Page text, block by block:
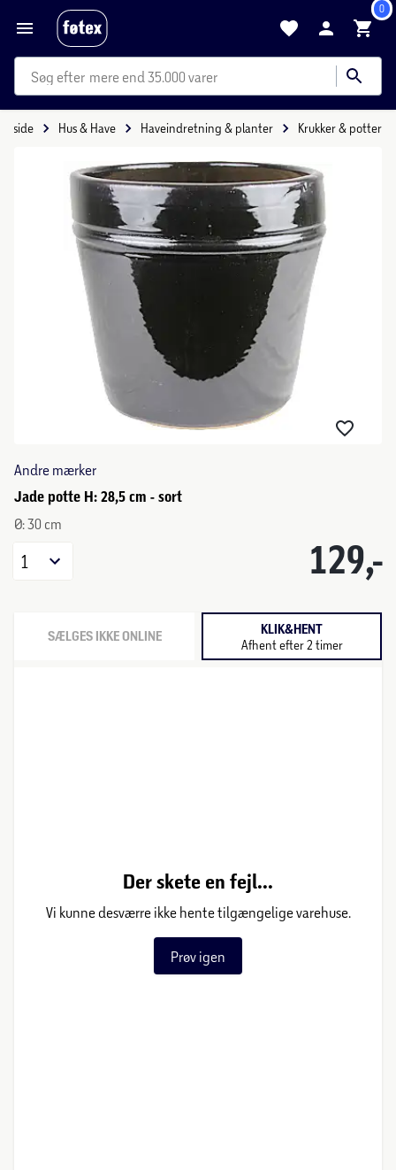
0
mere end 35.000 varer
Hus & Have Haveindretning & planter Krukker & potter
Andre mærker
Jade potte H: 28,5 cm - sort
Ø: 30 cm
129,-
1
SÆLGES IKKE ONLINE KLIK&HENT
Afhent efter 2 timer
Der skete en fejl...
Vi kunne desværre ikke hente tilgængelige varehuse.
Prøv igen